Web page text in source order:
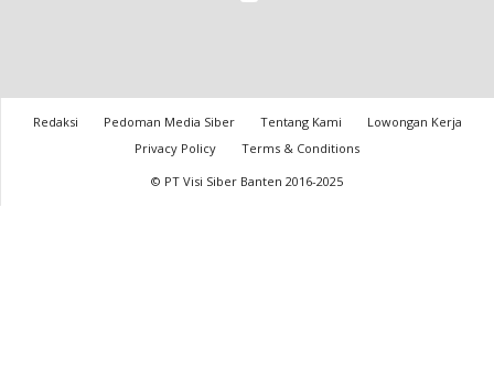
Redaksi Pedoman Media Siber Tentang Kami
Lowongan Kerja
Privacy Policy
Terms & Conditions
© PT Visi Siber Banten 2016-2025